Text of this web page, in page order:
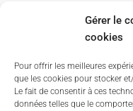
Gérer le
cookies
Pour offrir les meilleures
que les cookies pour stocker
Le fait de consentir à ces
données telles que le